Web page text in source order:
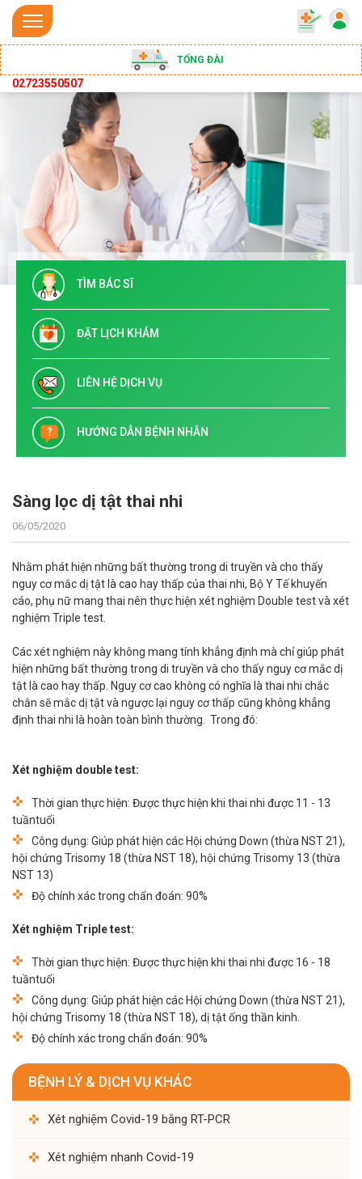
TỔNG ĐÀI
02723550507
TÌM BÁC SĨ
ĐẶT LỊCH KHÁM
LIÊN HỆ DỊCH VỤ
HƯỚNG DẪN BỆNH NHÂN
Sàng lọc dị tật thai nhi
06/05/2020
Nhằm phát hiện những bất thường trong di truyền và cho thấy
nguy cơ mắc dị tật là cao hay thấp của thai nhi, Bộ Y Tế khuyến
cáo, phụ nữ mang thai nên thực hiện xét nghiệm Double test và xét
nghiệm Triple test.
Các xét nghiệm này không mang tính khẳng định mà chỉ giúp phát
hiện những bất thường trong di truyền và cho thấy nguy cơ mắc dị
tật là cao hay thấp. Nguy cơ cao không có nghĩa là thai nhi chắc
chắn sẽ mắc dị tật và ngược lại nguy cơ thấp cũng không khẳng
định thai nhi là hoàn toàn bình thường. Trong đó:
Xét nghiệm double test:
Thời gian thực hiện: Được thực hiện khi thai nhi được 11 - 13
tuầntuổi
Công dụng: Giúp phát hiện các Hội chứng Down (thừa NST 21),
hội chứng Trisomy 18 (thừa NST 18), hội chứng Trisomy 13 (thừa
NST 13)
Độ chính xác trong chẩn đoán: 90%
Xét nghiệm Triple test:
Thời gian thực hiện: Được thực hiện khi thai nhi được 16 - 18
tuầntuổi
Công dụng: Giúp phát hiện các Hội chứng Down (thừa NST 21),
hội chứng Trisomy 18 (thừa NST 18), dị tật ống thần kinh.
Độ chính xác trong chẩn đoán: 90%
BỆNH LÝ & DỊCH VỤ KHÁC
Xét nghiệm Covid-19 bằng RT-PCR
Xét nghiệm nhanh Covid-19